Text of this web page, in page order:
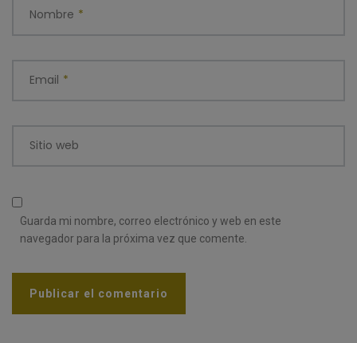
Nombre *
Email *
Sitio web
Guarda mi nombre, correo electrónico y web en este
navegador para la próxima vez que comente.